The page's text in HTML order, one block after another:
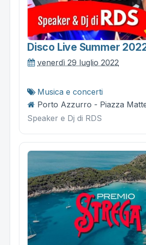
Disco Live Summer
venerdì 29 luglio 2022
Musica e concerti
Porto Azzurro - Piazza
Speaker e Dj di RDS